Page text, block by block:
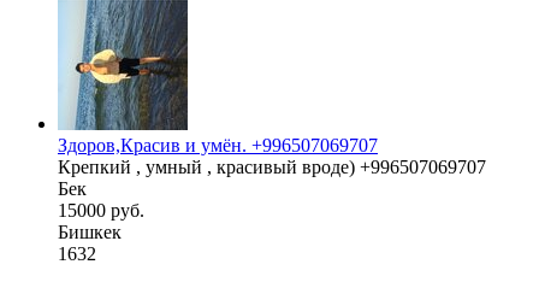
Здоров,Красив и умён. +996507069707
Крепкий , умный , красивый вроде) +996507069707
Бек
15000 руб.
Бишкек
1632